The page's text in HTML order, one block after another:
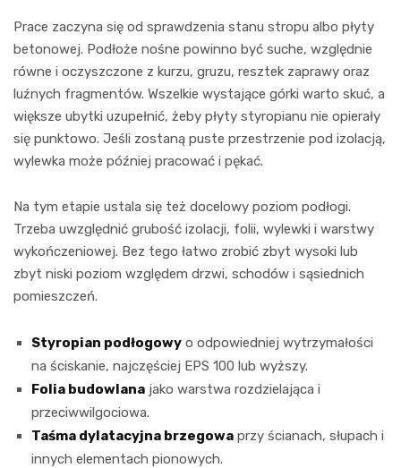
Prace zaczyna się od sprawdzenia stanu stropu albo płyty
betonowej. Podłoże nośne powinno być suche, względnie
równe i oczyszczone z kurzu, gruzu, resztek zaprawy oraz
luźnych fragmentów. Wszelkie wystające górki warto skuć, a
większe ubytki uzupełnić, żeby płyty styropianu nie opierały
się punktowo. Jeśli zostaną puste przestrzenie pod izolacją,
wylewka może później pracować i pękać.
Na tym etapie ustala się też docelowy poziom podłogi.
Trzeba uwzględnić grubość izolacji, folii, wylewki i warstwy
wykończeniowej. Bez tego łatwo zrobić zbyt wysoki lub
zbyt niski poziom względem drzwi, schodów i sąsiednich
pomieszczeń.
Styropian podłogowy o odpowiedniej wytrzymałości
na ściskanie, najczęściej EPS 100 lub wyższy.
Folia budowlana jako warstwa rozdzielająca i
przeciwwilgociowa.
Taśma dylatacyjna brzegowa przy ścianach, słupach i
innych elementach pionowych.